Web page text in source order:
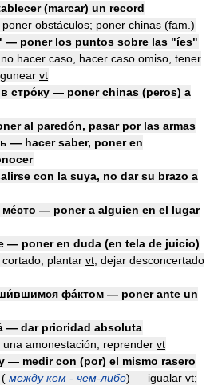
(marcar) un record
poner obstáculos; poner chinas (fam. )
— poner los puntos sobre las "íes"
hacer caso, hacer caso omiso, tener
vt
стро́ку — poner chinas (peros) a
al paredón, pasar por las armas
— hacer saber, poner en
con la suya, no dar su brazo a
ме́сто — poner a alguien en el lugar
— poner en duda (en tela de juicio)
cortado, plantar vt; dejar desconcertado
фа́ктом — poner ante un
— dar prioridad absoluta
amonestación, reprender vt
— medir con (por) el mismo rasero
( между кем - чем-либо) — igualar vt;